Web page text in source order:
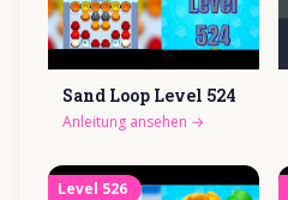
Sand Loop Level 524
Anleitung ansehen →
Level 526